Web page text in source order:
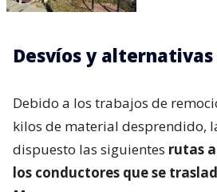
Desvíos y
Debido a los trabajos de
kilos de material desprendido,
dispuesto las siguientes rutas
los conductores que se